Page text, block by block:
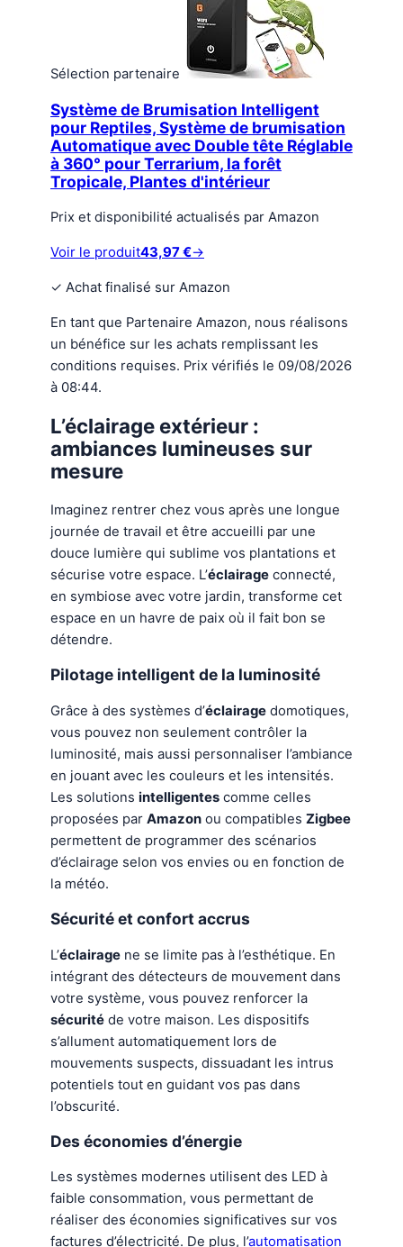
Sélection partenaire
Système de Brumisation Intelligent
pour Reptiles, Système de brumisation
Automatique avec Double tête Réglable
à 360° pour Terrarium, la forêt
Tropicale, Plantes d'intérieur
Prix et disponibilité actualisés par Amazon
Voir le produit43,97 €→
✓ Achat finalisé sur Amazon
En tant que Partenaire Amazon, nous réalisons
un bénéfice sur les achats remplissant les
conditions requises. Prix vérifiés le 09/08/2026
à 08:44.
L’éclairage extérieur :
ambiances lumineuses sur
mesure
Imaginez rentrer chez vous après une longue
journée de travail et être accueilli par une
douce lumière qui sublime vos plantations et
sécurise votre espace. L’éclairage connecté,
en symbiose avec votre jardin, transforme cet
espace en un havre de paix où il fait bon se
détendre.
Pilotage intelligent de la luminosité
Grâce à des systèmes d’éclairage domotiques,
vous pouvez non seulement contrôler la
luminosité, mais aussi personnaliser l’ambiance
en jouant avec les couleurs et les intensités.
Les solutions intelligentes comme celles
proposées par Amazon ou compatibles Zigbee
permettent de programmer des scénarios
d’éclairage selon vos envies ou en fonction de
la météo.
Sécurité et confort accrus
L’éclairage ne se limite pas à l’esthétique. En
intégrant des détecteurs de mouvement dans
votre système, vous pouvez renforcer la
sécurité de votre maison. Les dispositifs
s’allument automatiquement lors de
mouvements suspects, dissuadant les intrus
potentiels tout en guidant vos pas dans
l’obscurité.
Des économies d’énergie
Les systèmes modernes utilisent des LED à
faible consommation, vous permettant de
réaliser des économies significatives sur vos
factures d’électricité. De plus, l’automatisation